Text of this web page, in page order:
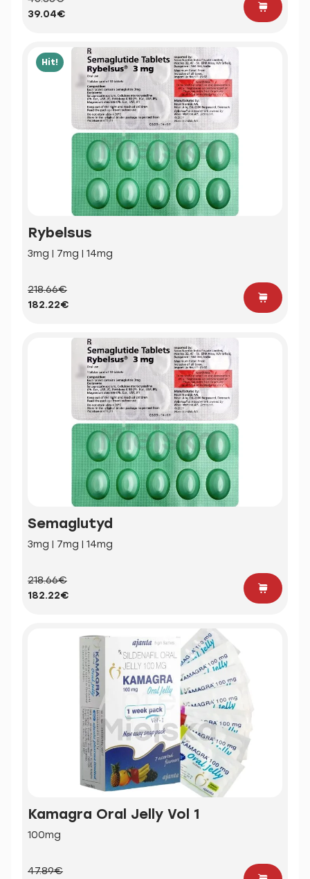
39.04€
Hit!
Rybelsus
3mg | 7mg | 14mg
218.66€
182.22€
Semaglutyd
3mg | 7mg | 14mg
218.66€
182.22€
Kamagra Oral Jelly Vol 1
100mg
47.89€